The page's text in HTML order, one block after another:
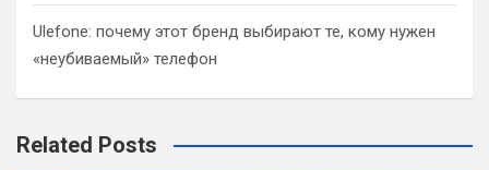
Ulefone: почему этот бренд выбирают те, кому нужен
«неубиваемый» телефон
Related Posts